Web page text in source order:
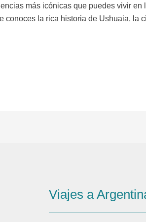
más icónicas que puedes vivir
la rica historia de Ushuaia, la
Viajes a